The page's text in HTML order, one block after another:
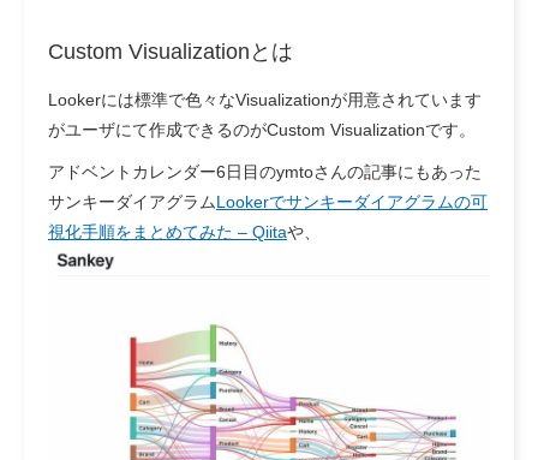
Custom Visualizationとは
Lookerには標準で色々なVisualizationが用意されています
がユーザにて作成できるのがCustom Visualizationです。
アドベントカレンダー6日目のymtoさんの記事にもあった
サンキーダイアグラムLookerでサンキーダイアグラムの可
視化手順をまとめてみた – Qiitaや、